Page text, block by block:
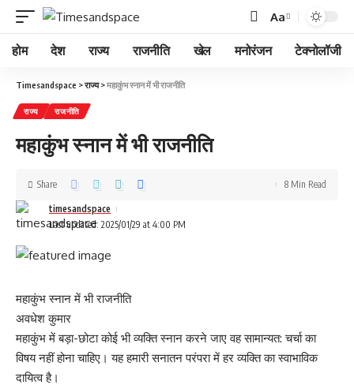
Aa
होम देश राज्य राजनीति खेल मनोरंजन टेक्नोलॉजी
Timesandspace >राज्य>महाकुंभ स्नान में भी राजनीति
राज्य राजनीति
महाकुंभ स्नान में भी राजनीति
Last updated: 2025/01/29 at 4:00 PM
timesandspace
Share 8 Min Read
महाकुंभ स्नान में भी राजनीति
अवधेश कुमार
महाकुंभ में बड़ा-छोटा कोई भी व्यक्ति स्नान करने जाए वह सामान्यत: चर्चा का
विषय नहीं होना चाहिए। यह हमारी सनातन परंपरा में हर व्यक्ति का स्वाभाविक
दायित्व है।